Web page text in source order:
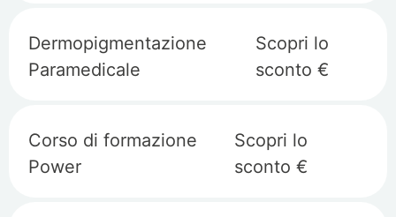
Dermopigmentazione
Paramedicale
Scopri lo
sconto €
Corso di formazione
Power
Scopri lo
sconto €